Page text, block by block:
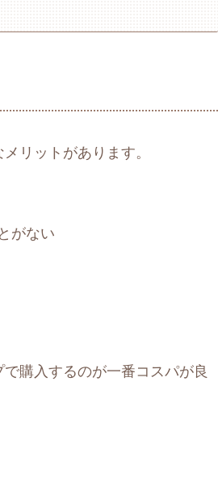
リットがあります。
がない
購入するのが一番コスパが良